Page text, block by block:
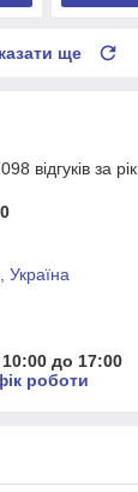
ще
відгуків за рік
Україна
до 17:00
роботи